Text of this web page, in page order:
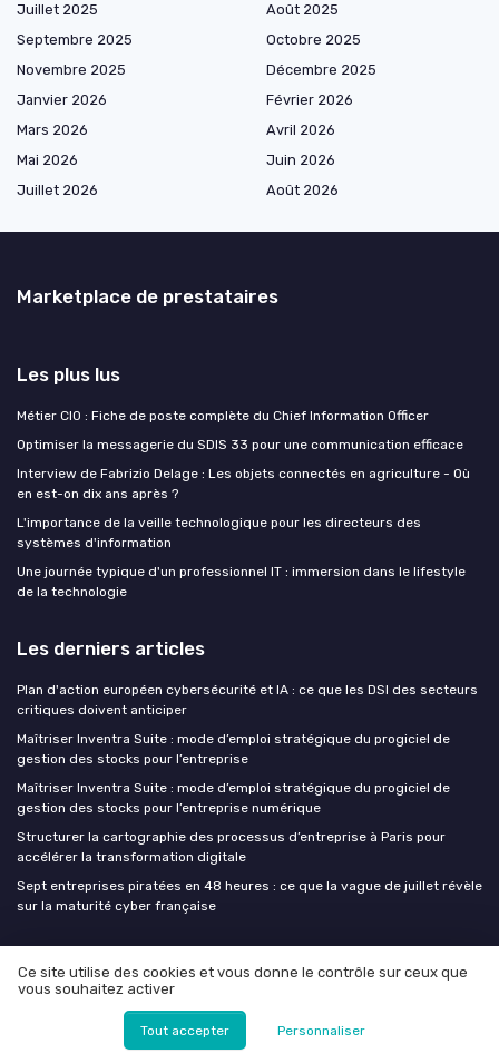
Juillet 2025
Août 2025
Septembre 2025
Octobre 2025
Novembre 2025
Décembre 2025
Janvier 2026
Février 2026
Mars 2026
Avril 2026
Mai 2026
Juin 2026
Juillet 2026
Août 2026
Marketplace de prestataires
Les plus lus
Métier CIO : Fiche de poste complète du Chief Information Officer
Optimiser la messagerie du SDIS 33 pour une communication efficace
Interview de Fabrizio Delage : Les objets connectés en agriculture - Où
en est-on dix ans après ?
L'importance de la veille technologique pour les directeurs des
systèmes d'information
Une journée typique d'un professionnel IT : immersion dans le lifestyle
de la technologie
Les derniers articles
Plan d'action européen cybersécurité et IA : ce que les DSI des secteurs
critiques doivent anticiper
Maîtriser Inventra Suite : mode d’emploi stratégique du progiciel de
gestion des stocks pour l’entreprise
Maîtriser Inventra Suite : mode d’emploi stratégique du progiciel de
gestion des stocks pour l’entreprise numérique
Structurer la cartographie des processus d’entreprise à Paris pour
accélérer la transformation digitale
Sept entreprises piratées en 48 heures : ce que la vague de juillet révèle
sur la maturité cyber française
CIO at WORK !
Ce site utilise des cookies et vous donne le contrôle sur ceux que
vous souhaitez activer
Tout accepter Personnaliser